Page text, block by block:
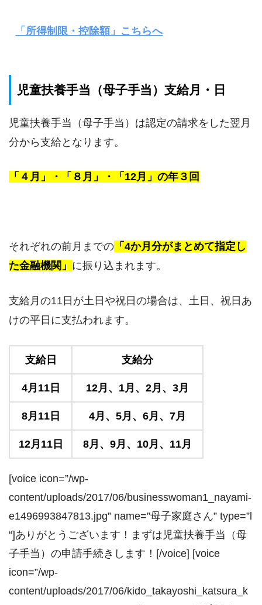
「所得制限・控除額」こちらへ
児童扶養手当（母子手当）支給月・日
児童扶養手当（母子手当）は認定の請求をした翌月
分から支給となります。
「４月」・「８月」・「12月」の年３回
それぞれの前月までの 「4か月分がまとめて指定し
た金融機関」 に振り込まれます。
支給月の11日が土日や祝日の場合は、土日、祝日あ
けの平日に支払われます。
支給日 支給分
4月11日 12月、1月、2月、3月
8月11日 4月、5月、6月、7月
12月11日 8月、9月、10月、11月
[voice icon=”/wp-
content/uploads/2017/06/businesswoman1_nayami-
e1496993847813.jpg” name=”母子家庭さん” type=”l
“]ありがとうございます！まずは児童扶養手当（母
子手当）の申請手続きします！[/voice] [voice
icon=”/wp-
content/uploads/2017/06/kido_takayoshi_katsura_k